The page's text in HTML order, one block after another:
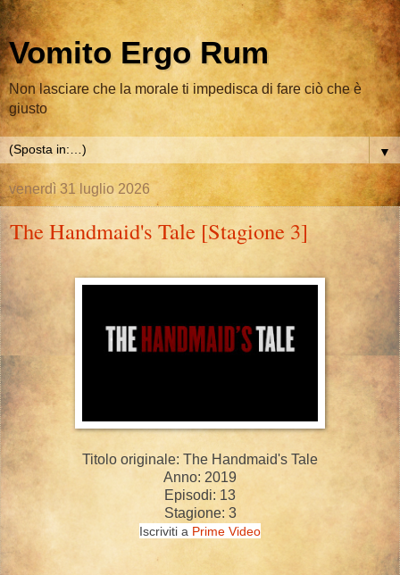
Vomito Ergo Rum
Non lasciare che la morale ti impedisca di fare ciò che è
giusto
▼
venerdì 31 luglio 2026
The Handmaid's Tale [Stagione 3]
Titolo originale: The Handmaid's Tale
Anno: 2019
Episodi: 13
Stagione: 3
Iscriviti a Prime Video